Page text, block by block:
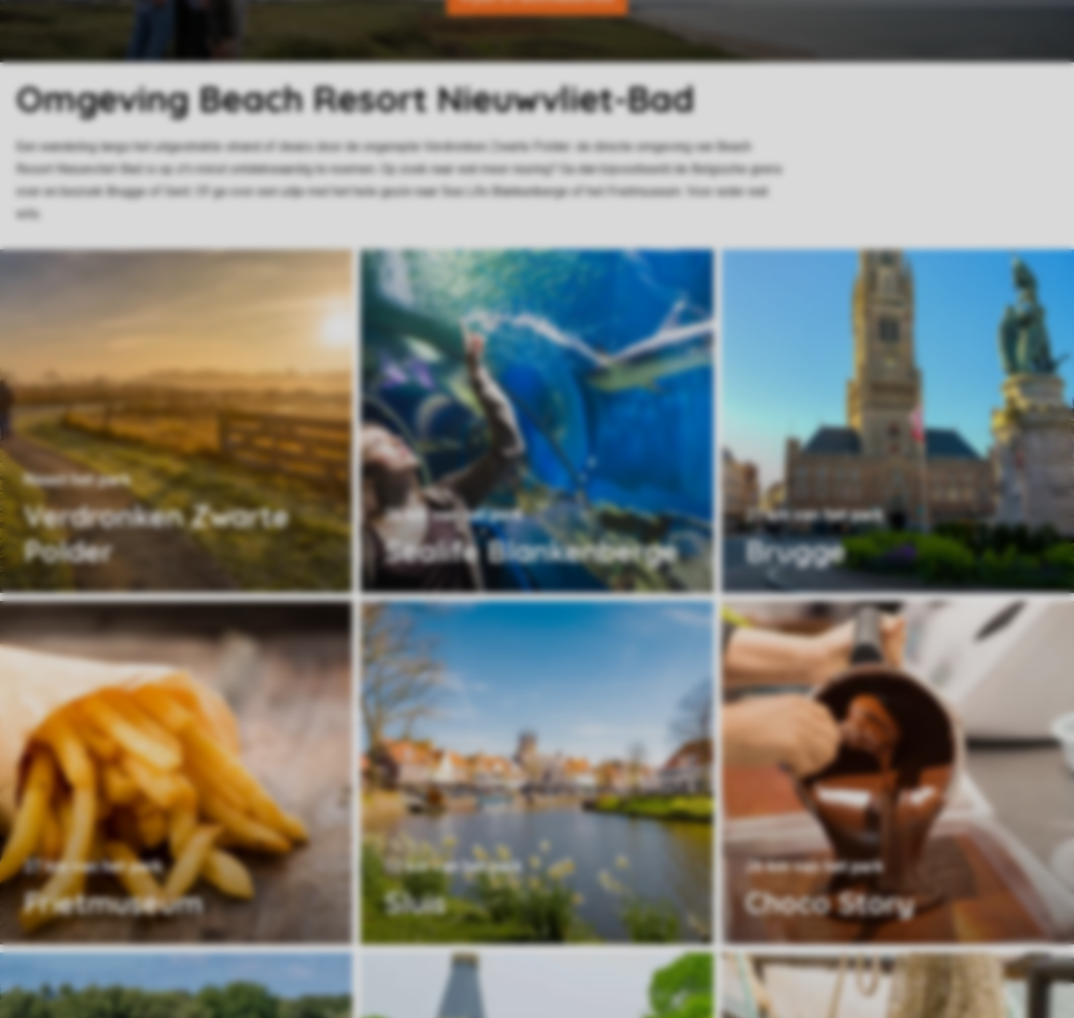
Omgeving Beach Resort Nieuwvliet-Bad
Een wandeling langs het uitgestrekte strand of dwars door de ongerepte Verdronken Zwarte Polder: de directe omgeving van Beach
Resort Nieuwvliet-Bad is op z'n minst ontdekwaardig te noemen. Op zoek naar wat meer reuring? Ga dan bijvoorbeeld de Belgische grens
over en bezoek Brugge of Gent. Of ga voor een uitje met het hele gezin naar Sea Life Blankenberge of het Frietmuseum. Voor ieder wat
wils.
Verdronken Zwarte
Polder
Naast het park
Sealife Blankenberge
26 km van het park
Brugge
27 km van het park
Frietmuseum
27 km van het park
Sluis
12 km van het park
Choco Story
26 km van het park